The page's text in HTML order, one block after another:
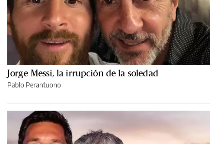
Jorge Messi, la irrupción de la soledad
Pablo Perantuono